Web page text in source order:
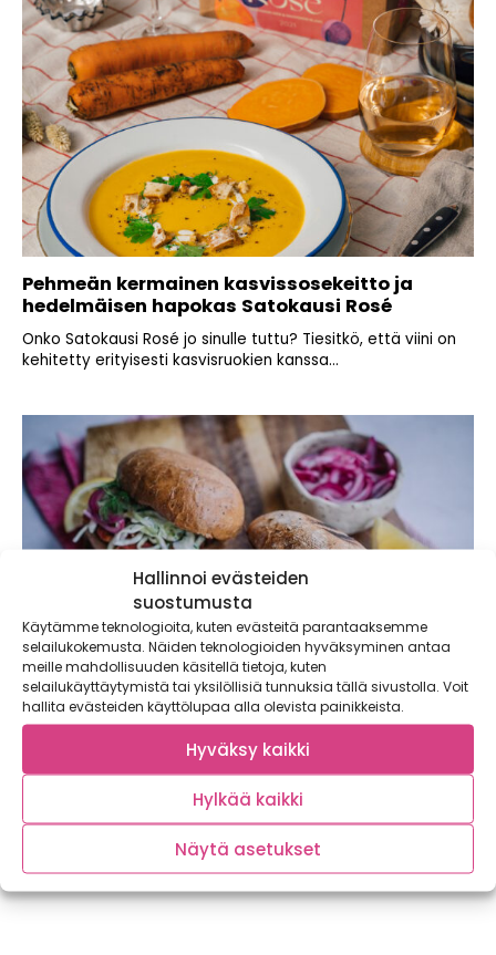
Hallinnoi evästeiden
suostumusta
Käytämme teknologioita, kuten evästeitä parantaaksemme
selailukokemusta. Näiden teknologioiden hyväksyminen antaa
meille mahdollisuuden käsitellä tietoja, kuten
selailukäyttäytymistä tai yksilöllisiä tunnuksia tällä sivustolla. Voit
hallita evästeiden käyttölupaa alla olevista painikkeista.
Hyväksy kaikki
Hylkää kaikki
Näytä asetukset
Pehmeän kermainen kasvissosekeitto ja
hedelmäisen hapokas Satokausi Rosé
Onko Satokausi Rosé jo sinulle tuttu? Tiesitkö, että viini on
kehitetty erityisesti kasvisruokien kanssa...
Terveellinen ruoka kuuluu kaikille!
Kaupallinen yhteistyö: Sydänmerkki Terveellinen ruoka
kuuluu kaikille tuloista, elämäntilanteesta ja ruokavaliosta
riippumatta. Lue lisää...